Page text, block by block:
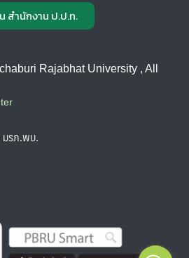
สำนักงาน ป.ป.ท.
Rajabhat University , All
รภ.พบ.